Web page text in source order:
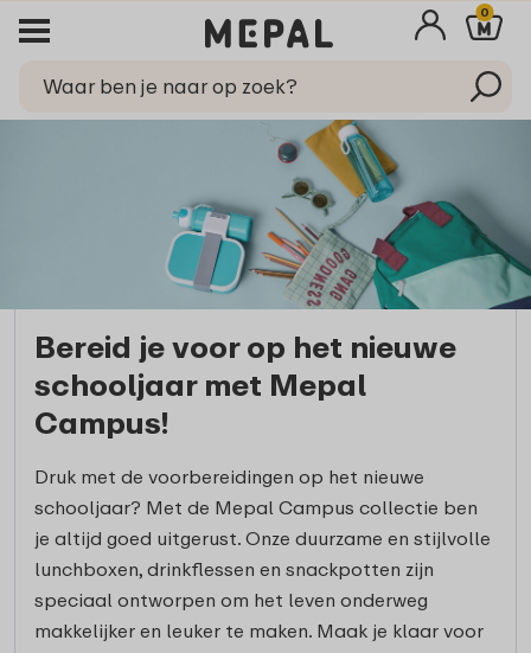
0
Bereid je voor op het nieuwe
schooljaar met Mepal
Campus!
Druk met de voorbereidingen op het nieuwe
schooljaar? Met de Mepal Campus collectie ben
je altijd goed uitgerust. Onze duurzame en stijlvolle
lunchboxen, drinkflessen en snackpotten zijn
speciaal ontworpen om het leven onderweg
makkelijker en leuker te maken. Maak je klaar voor